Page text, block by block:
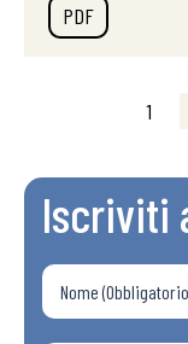
PDF
1
Iscriviti